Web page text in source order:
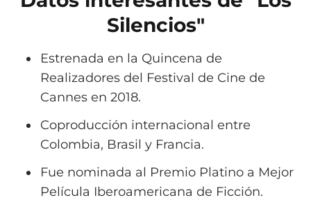
Silencios"
Estrenada en la Quincena de
Realizadores del Festival de Cine de
Cannes en 2018.
Coproducción internacional entre
Colombia, Brasil y Francia.
Fue nominada al Premio Platino a Mejor
Película Iberoamericana de Ficción.